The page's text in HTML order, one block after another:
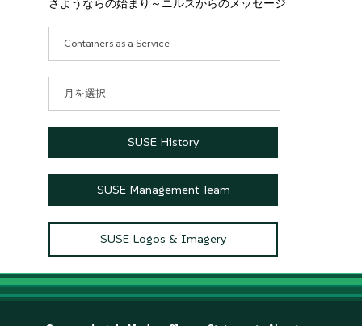
さようならの始まり～ニルスからのメッセージ
ゴ
リ
カ
イ
SUSE History
SUSE Management Team
SUSE Logos & Imagery